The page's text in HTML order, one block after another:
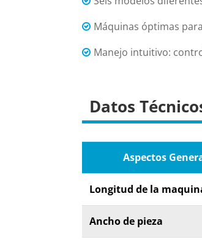
Máquinas óptimas
Manejo intuitivo:
Datos
Aspectos
Longitud de la
Ancho de pieza